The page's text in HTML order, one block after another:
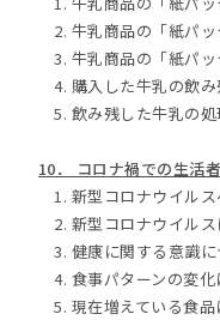
2. 牛乳商品の「紙パ
3. 牛乳商品の「紙パ
4. 購入した牛乳の飲
5. 飲み残した牛乳の処
10． コロナ禍での生活
1. 新型コロナウイル
2. 新型コロナウイル
3. 健康に関する意識に
4. 食事パターンの変化
5. 現在増えている食品